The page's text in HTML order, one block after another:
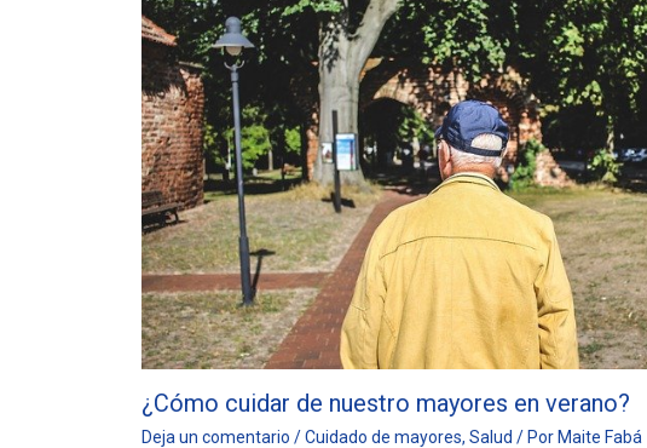
¿Cómo cuidar de nuestro mayores en verano?
Deja un comentario /Cuidado de mayores, Salud / Por Maite Fabá